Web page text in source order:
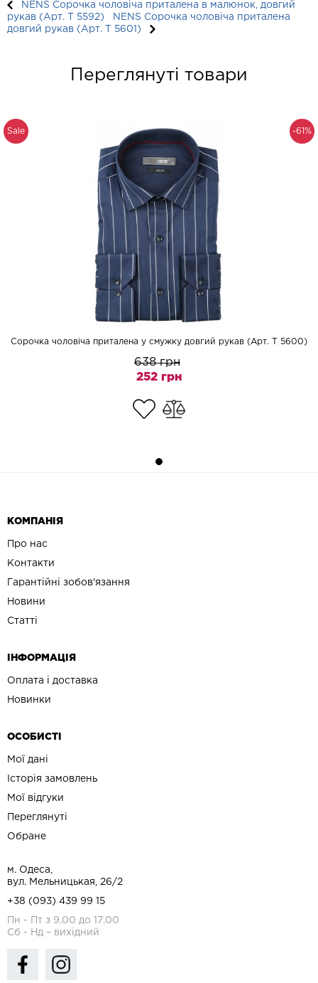
NENS Сорочка чоловіча приталена в малюнок, довгий
рукав (Арт. T 5592)
NENS Сорочка чоловіча приталена
довгий рукав (Арт. T 5601)
Переглянуті товари
-61%
Sale
Сорочка чоловіча приталена у смужку довгий рукав (Арт. T 5600)
638 грн
252 грн
КОМПАНІЯ
Про нас
Контакти
Гарантійні зобов'язання
Новини
Статті
ІНФОРМАЦІЯ
Оплата і доставка
Новинки
ОСОБИСТІ
Мої дані
Історія замовлень
Мої відгуки
Переглянуті
Обране
м. Одеса,
вул. Мельницькая, 26/2
+38 (093) 439 99 15
Пн - Пт з 9.00 до 17.00
Сб - Нд – вихідний